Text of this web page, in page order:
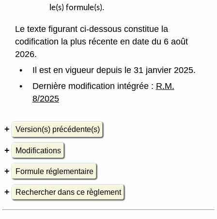
le(s) formule(s).
Le texte figurant ci-dessous constitue la
codification la plus récente en date du 6 août
2026.
Il est en vigueur depuis le 31 janvier 2025.
Dernière modification intégrée : R.M.
8/2025
Version(s) précédente(s)
Modifications
Formule réglementaire
Rechercher dans ce règlement